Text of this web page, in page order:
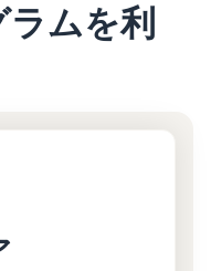
ムを利